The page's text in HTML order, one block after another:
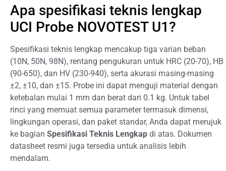
Apa spesifikasi teknis lengkap
UCI Probe NOVOTEST U1?
Spesifikasi teknis lengkap mencakup tiga varian beban
(10N, 50N, 98N), rentang pengukuran untuk HRC (20-70), HB
(90-650), dan HV (230-940), serta akurasi masing-masing
±2, ±10, dan ±15. Probe ini dapat menguji material dengan
ketebalan mulai 1 mm dan berat dari 0.1 kg. Untuk tabel
rinci yang memuat semua parameter termasuk dimensi,
lingkungan operasi, dan paket standar, Anda dapat merujuk
ke bagian Spesifikasi Teknis Lengkap di atas. Dokumen
datasheet resmi juga tersedia untuk analisis lebih
mendalam.